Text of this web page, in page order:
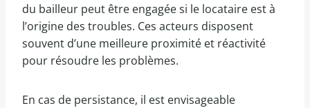
du bailleur peut être engagée si le locataire est à
l’origine des troubles. Ces acteurs disposent
souvent d’une meilleure proximité et réactivité
pour résoudre les problèmes.
En cas de persistance, il est envisageable